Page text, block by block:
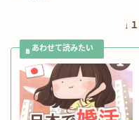
ワーホリ体験記
読み切り
絵日記
↓